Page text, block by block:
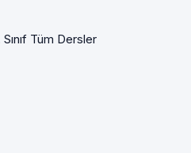
Sınıf Tüm Dersler